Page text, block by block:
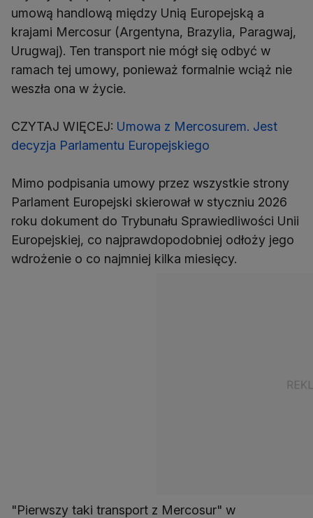
umową handlową między Unią Europejską a
krajami Mercosur (Argentyna, Brazylia, Paragwaj,
Urugwaj). Ten transport nie mógł się odbyć w
ramach tej umowy, ponieważ formalnie wciąż nie
weszła ona w życie.
CZYTAJ WIĘCEJ: Umowa z Mercosurem. Jest
decyzja Parlamentu Europejskiego
Mimo podpisania umowy przez wszystkie strony
Parlament Europejski skierował w styczniu 2026
roku dokument do Trybunału Sprawiedliwości Unii
Europejskiej, co najprawdopodobniej odłoży jego
wdrożenie o co najmniej kilka miesięcy.
"Pierwszy taki transport z Mercosur" w